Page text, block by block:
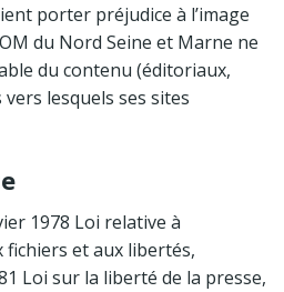
porter préjudice à l’image
du Nord Seine et Marne ne
du contenu (éditoriaux,
lesquels ses sites
1978 Loi relative à
fichiers et aux libertés,
Loi sur la liberté de la presse,